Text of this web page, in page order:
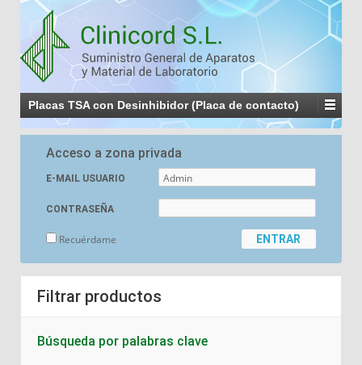
Placas TSA con Desinhibidor (Placa de contacto)
Acceso a zona privada
E-MAIL USUARIO
CONTRASEÑA
Recuérdame
Filtrar productos
Búsqueda por palabras clave